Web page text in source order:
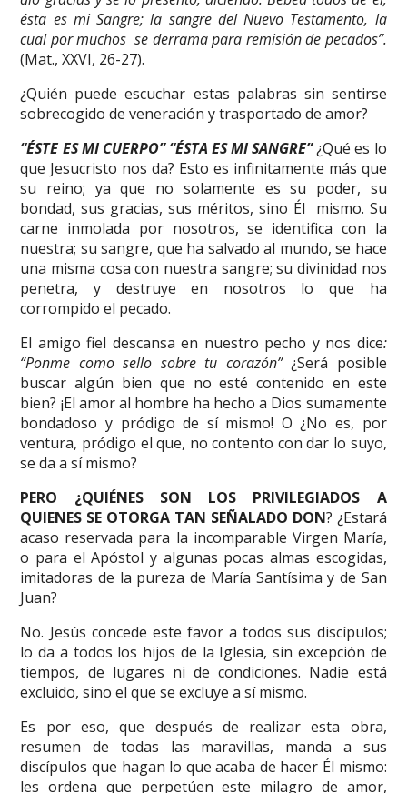
ésta es mi Sangre; la sangre del Nuevo Testamento, la
cual por muchos se derrama para remisión de pecados”.
(Mat., XXVI, 26-27).
¿Quién puede escuchar estas palabras sin sentirse
sobrecogido de veneración y trasportado de amor?
“ÉSTE ES MI CUERPO” “ÉSTA ES MI SANGRE”¿Qué es lo
que Jesucristo nos da? Esto es infinitamente más que
su reino; ya que no solamente es su poder, su
bondad, sus gracias, sus méritos, sino Él mismo. Su
carne inmolada por nosotros, se identifica con la
nuestra; su sangre, que ha salvado al mundo, se hace
una misma cosa con nuestra sangre; su divinidad nos
penetra, y destruye en nosotros lo que ha
corrompido el pecado.
El amigo fiel descansa en nuestro pecho y nos dice:
“Ponme como sello sobre tu corazón”¿Será posible
buscar algún bien que no esté contenido en este
bien? ¡El amor al hombre ha hecho a Dios sumamente
bondadoso y pródigo de sí mismo! O ¿No es, por
ventura, pródigo el que, no contento con dar lo suyo,
se da a sí mismo?
PERO ¿QUIÉNES SON LOS PRIVILEGIADOS A
QUIENES SE OTORGA TAN SEÑALADO DON? ¿Estará
acaso reservada para la incomparable Virgen María,
o para el Apóstol y algunas pocas almas escogidas,
imitadoras de la pureza de María Santísima y de San
Juan?
No. Jesús concede este favor a todos sus discípulos;
lo da a todos los hijos de la Iglesia, sin excepción de
tiempos, de lugares ni de condiciones. Nadie está
excluido, sino el que se excluye a sí mismo.
Es por eso, que después de realizar esta obra,
resumen de todas las maravillas, manda a sus
discípulos que hagan lo que acaba de hacer Él mismo:
les ordena que perpetúen este milagro de amor,